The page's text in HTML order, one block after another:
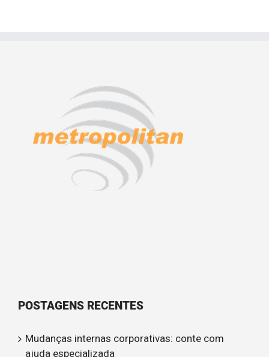
POSTAGENS RECENTES
Mudanças internas corporativas: conte com
ajuda especializada